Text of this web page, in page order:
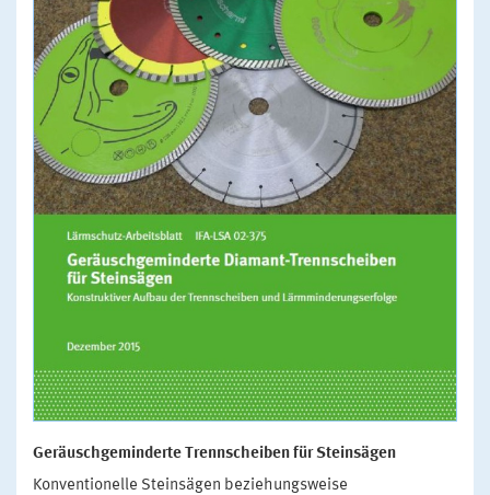
Geräuschgeminderte Trennscheiben für Steinsägen
Konventionelle Steinsägen beziehungsweise